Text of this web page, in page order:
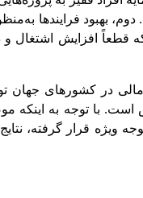
فرایندها به‌منظور
افزایش اشتغال و
در کشورهای جهان
با توجه به اینکه
ویژه قرار گرفته،